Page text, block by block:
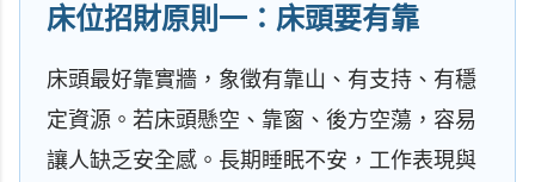
床位招財原則一：床頭要有靠
床頭最好靠實牆，象徵有靠山、有支持、有穩
定資源。若床頭懸空、靠窗、後方空蕩，容易
讓人缺乏安全感。長期睡眠不安，工作表現與